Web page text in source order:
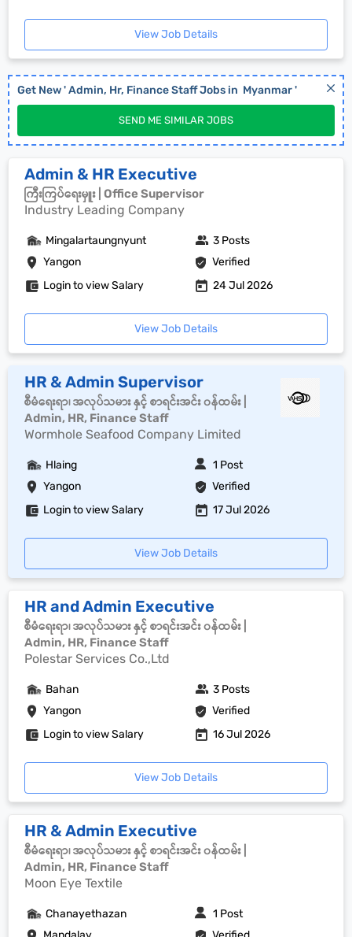
View Job Details
Get New 'Admin, Hr, Finance StaffJobs in Myanmar'
SEND ME SIMILAR JOBS
Admin & HR Executive
ကြီးကြပ်ရေးမှူး | Office Supervisor
Industry Leading Company
Yangon Verified
Mingalartaungnyunt 3 Posts
Login to view Salary 24 Jul 2026
View Job Details
HR & Admin Supervisor
စီမံရေးရာ၊ အလုပ်သမား နှင့် စာရင်းအင်း ၀န်ထမ်း |
Admin, HR, Finance Staff
Wormhole Seafood Company Limited
Yangon Verified
Hlaing 1 Post
Login to view Salary 17 Jul 2026
View Job Details
HR and Admin Executive
စီမံရေးရာ၊ အလုပ်သမား နှင့် စာရင်းအင်း ၀န်ထမ်း |
Admin, HR, Finance Staff
Polestar Services Co.,Ltd
Yangon Verified
Bahan 3 Posts
Login to view Salary 16 Jul 2026
View Job Details
HR & Admin Executive
စီမံရေးရာ၊ အလုပ်သမား နှင့် စာရင်းအင်း ၀န်ထမ်း |
Admin, HR, Finance Staff
Moon Eye Textile
Chanayethazan 1 Post